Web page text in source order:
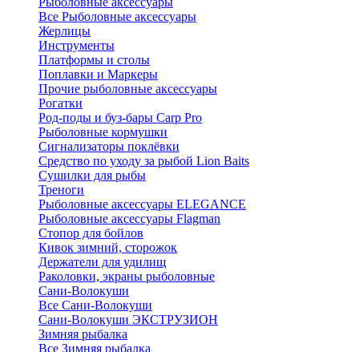
Все Рыболовные аксессуары
Жерлицы
Инструменты
Платформы и столы
Поплавки и Маркеры
Прочие рыболовные аксессуары
Рогатки
Род-поды и буз-бары Carp Pro
Рыболовные кормушки
Сигнализаторы поклёвки
Средство по уходу за рыбой Lion Baits
Сушилки для рыбы
Треноги
Рыболовные аксессуары ELEGANCE
Рыболовные аксессуары Flagman
Стопор для бойлов
Кивок зимний, сторожок
Держатели для удилищ
Раколовки, экраны рыболовные
Сани-Волокуши
Все Сани-Волокуши
Сани-Волокуши ЭКСТРУЗИОН
Зимняя рыбалка
Все Зимняя рыбалка